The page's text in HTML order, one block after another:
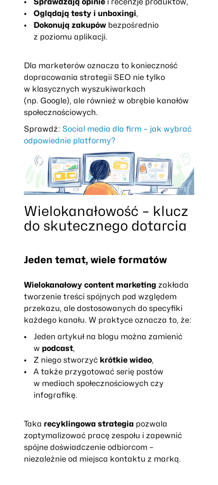
Sprawdzają opiniei recenzje produktów,
Oglądają testy i unboxingi,
Dokonują zakupówbezpośrednio
z poziomu aplikacji.
Dla marketerów oznacza to konieczność
dopracowania strategii SEO nie tylko
w klasycznych wyszukiwarkach
(np. Google), ale również w obrębie kanałów
społecznościowych.
Sprawdź: Social media dla firm – jak wybrać
odpowiednie platformy?
Wielokanałowość – klucz
do skutecznego dotarcia
Jeden temat, wiele formatów
Wielokanałowy content marketing zakłada
tworzenie treści spójnych pod względem
przekazu, ale dostosowanych do specyfiki
każdego kanału. W praktyce oznacza to, że:
Jeden artykuł na blogu można zamienić
w podcast,
Z niego stworzyć krótkie wideo,
A także przygotować serię postów
w mediach społecznościowych czy
infografikę.
Taka recyklingowa strategia pozwala
zoptymalizować pracę zespołu i zapewnić
spójne doświadczenie odbiorcom –
niezależnie od miejsca kontaktu z marką.